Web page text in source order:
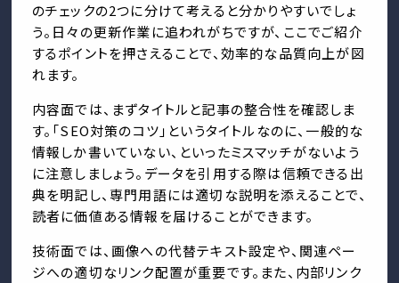
のチェックの2つに分けて考えると分かりやすいでしょ
う。日々の更新作業に追われがちですが、ここでご紹介
するポイントを押さえることで、効率的な品質向上が図
れます。
内容面では、まずタイトルと記事の整合性を確認しま
す。「SEO対策のコツ」というタイトルなのに、一般的な
情報しか書いていない、といったミスマッチがないよう
に注意しましょう。データを引用する際は信頼できる出
典を明記し、専門用語には適切な説明を添えることで、
読者に価値ある情報を届けることができます。
技術面では、画像への代替テキスト設定や、関連ペー
ジへの適切なリンク配置が重要です。また、内部リンク